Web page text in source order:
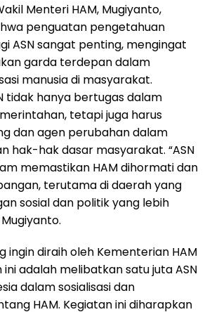
Menteri HAM, Mugiyanto,
penguatan pengetahuan
ASN sangat penting, mengingat
garda terdepan dalam
manusia di masyarakat.
tidak hanya bertugas dalam
tetapi juga harus
dan agen perubahan dalam
hak-hak dasar masyarakat. “ASN
memastikan HAM dihormati dan
terutama di daerah yang
sosial dan politik yang lebih
ingin diraih oleh Kementerian HAM
adalah melibatkan satu juta ASN
dalam sosialisasi dan
HAM. Kegiatan ini diharapkan